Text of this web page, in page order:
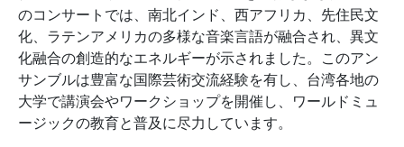
のコンサートでは、南北インド、西アフリカ、先住民文
化、ラテンアメリカの多様な音楽言語が融合され、異文
化融合の創造的なエネルギーが示されました。このアン
サンブルは豊富な国際芸術交流経験を有し、台湾各地の
大学で講演会やワークショップを開催し、ワールドミュ
ージックの教育と普及に尽力しています。